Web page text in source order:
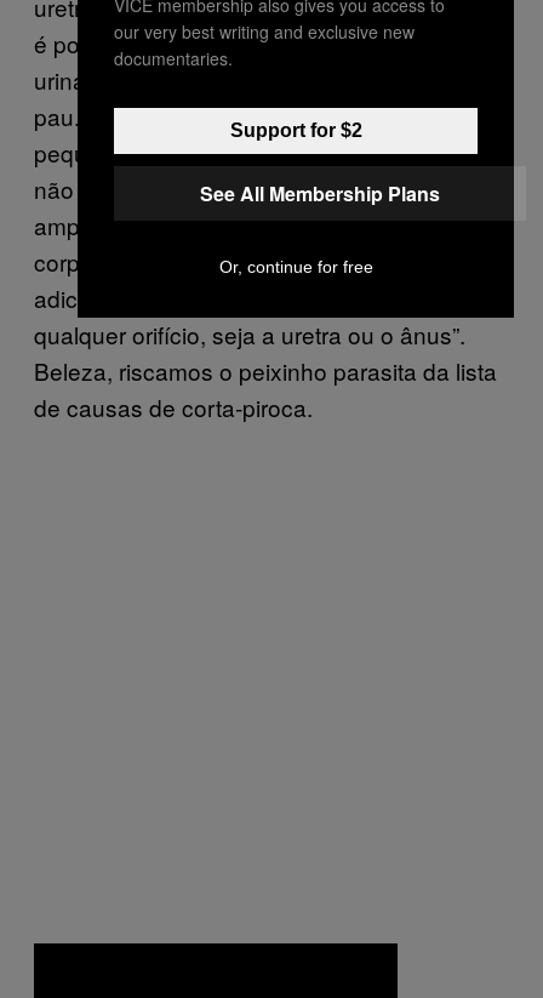
é possível que ele fique empacado no canal
urinário e a única solução possível é cortar o
pau. Credo. Doutor? “O peixe, quando
pequeno, pode entrar pelos orifícios, mas
não é o que vai levar a uma necrose ou
amputação do pênis. Funciona como um
corpo estranho que deve ser retirado.” E ele
adiciona, “O Candiru pode entrar por
qualquer orifício, seja a uretra ou o ânus”.
Beleza, riscamos o peixinho parasita da lista
de causas de corta-piroca.
our very best writing and exclusive new
documentaries.
Support for $2
See All Membership Plans
Or, continue for free